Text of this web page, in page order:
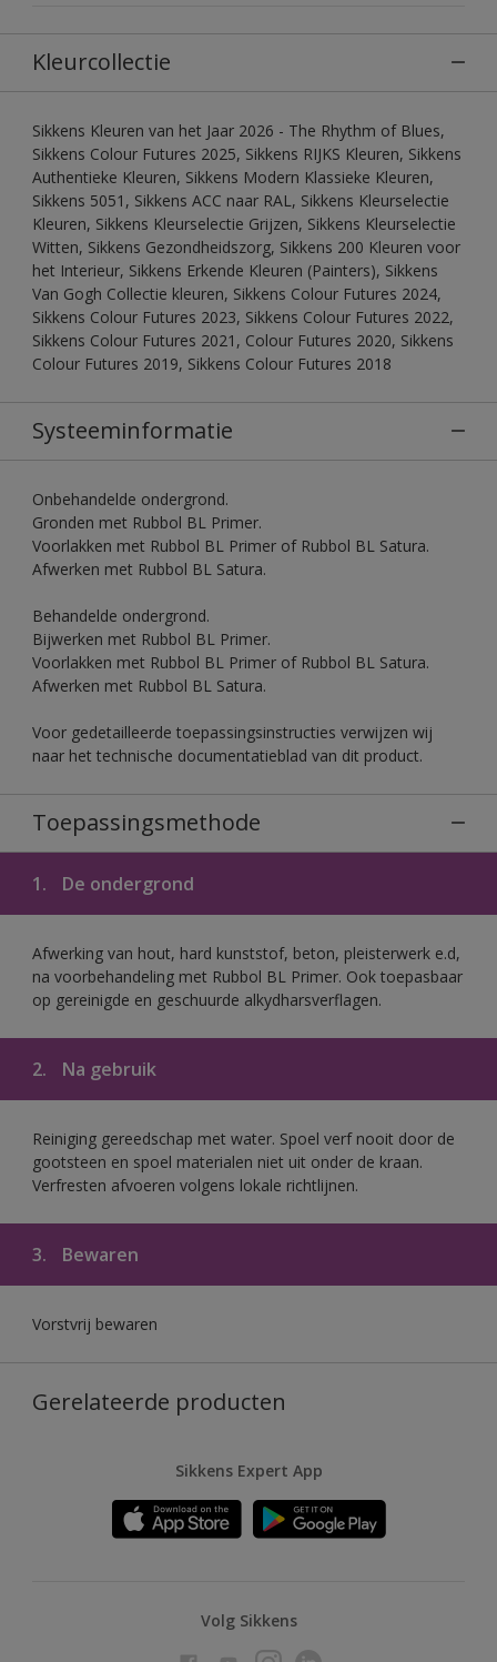
Kleurcollectie
Sikkens Kleuren van het Jaar 2026 - The Rhythm of Blues,
Sikkens Colour Futures 2025, Sikkens RIJKS Kleuren, Sikkens
Authentieke Kleuren, Sikkens Modern Klassieke Kleuren,
Sikkens 5051, Sikkens ACC naar RAL, Sikkens Kleurselectie
Kleuren, Sikkens Kleurselectie Grijzen, Sikkens Kleurselectie
Witten, Sikkens Gezondheidszorg, Sikkens 200 Kleuren voor
het Interieur, Sikkens Erkende Kleuren (Painters), Sikkens
Van Gogh Collectie kleuren, Sikkens Colour Futures 2024,
Sikkens Colour Futures 2023, Sikkens Colour Futures 2022,
Sikkens Colour Futures 2021, Colour Futures 2020, Sikkens
Colour Futures 2019, Sikkens Colour Futures 2018
Systeeminformatie
Onbehandelde ondergrond.
Gronden met Rubbol BL Primer.
Voorlakken met Rubbol BL Primer of Rubbol BL Satura.
Afwerken met Rubbol BL Satura.
Behandelde ondergrond.
Bijwerken met Rubbol BL Primer.
Voorlakken met Rubbol BL Primer of Rubbol BL Satura.
Afwerken met Rubbol BL Satura.
Voor gedetailleerde toepassingsinstructies verwijzen wij
naar het technische documentatieblad van dit product.
Toepassingsmethode
1. De ondergrond
Afwerking van hout, hard kunststof, beton, pleisterwerk e.d,
na voorbehandeling met Rubbol BL Primer. Ook toepasbaar
op gereinigde en geschuurde alkydharsverflagen.
2. Na gebruik
Reiniging gereedschap met water. Spoel verf nooit door de
gootsteen en spoel materialen niet uit onder de kraan.
Verfresten afvoeren volgens lokale richtlijnen.
3. Bewaren
Vorstvrij bewaren
Gerelateerde producten
Sikkens Expert App
Volg Sikkens